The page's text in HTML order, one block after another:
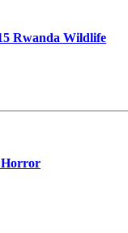
Rwanda Wildlife
Horror